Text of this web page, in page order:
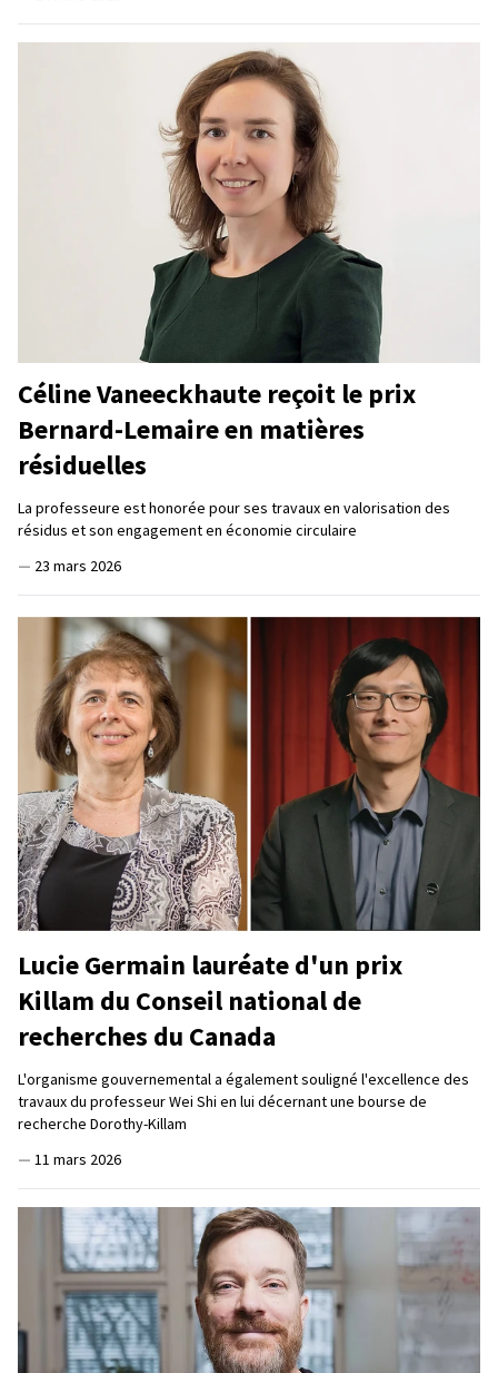
Céline Vaneeckhaute reçoit le prix
Bernard-Lemaire en matières
résiduelles
La professeure est honorée pour ses travaux en valorisation des
résidus et son engagement en économie circulaire
— 23 mars 2026
Lucie Germain lauréate d'un prix
Killam du Conseil national de
recherches du Canada
L'organisme gouvernemental a également souligné l'excellence des
travaux du professeur Wei Shi en lui décernant une bourse de
recherche Dorothy-Killam
— 11 mars 2026